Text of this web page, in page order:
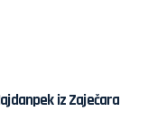
iz Zaječara